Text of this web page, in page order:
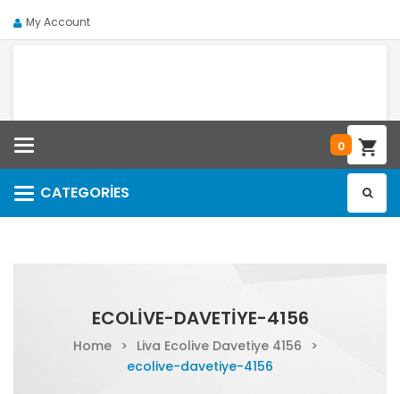
My Account
0
CATEGORIES
Categories
ECOLIVE-DAVETIYE-4156
Home > Liva Ecolive Davetiye 4156
>
ecolive-davetiye-4156